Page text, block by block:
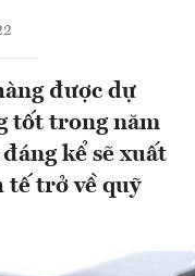
được dự
tốt trong năm
kể sẽ xuất
trở về quỹ